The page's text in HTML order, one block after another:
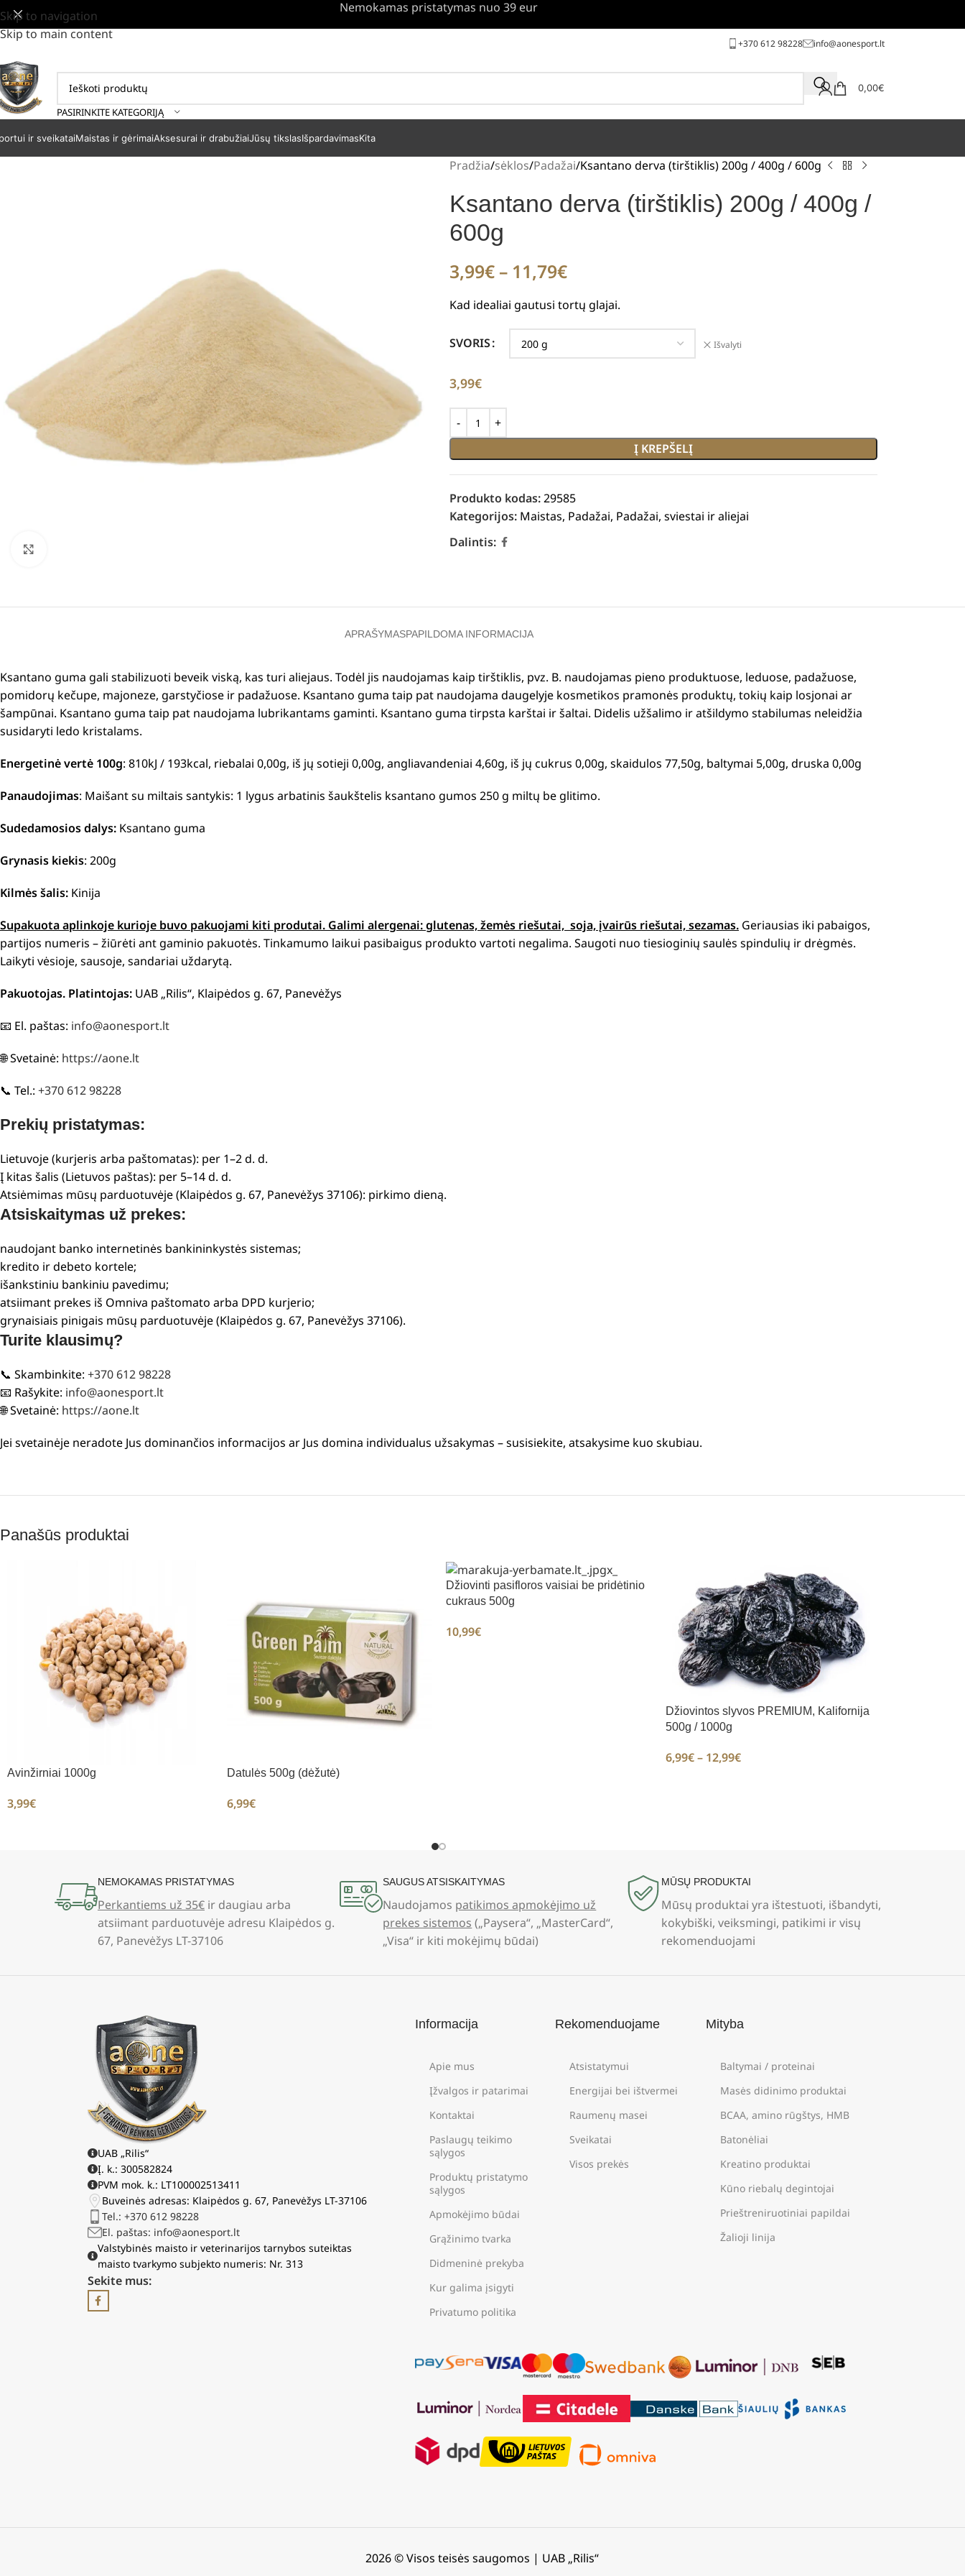
Skip to navigation
Skip to main content
Nemokamas pristatymas nuo 39 eur
+370 612 98228 info@aonesport.lt
PASIRINKITE KATEGORIJĄ
0,00€
ir sveikataiMaistas ir gėrimaiAksesurai ir drabužiaiJūsų tikslasIšpardavimasKita
Pradžia sėklos Padažai Ksantano derva (tirštiklis) 200g / 400g / 600g
Ksantano derva (tirštiklis) 200g / 400g /
600g
3,99€ – 11,79€
Kad idealiai gautusi tortų glajai.
SVORIS Išvalyti
3,99€
Į KREPŠELĮ
Produkto kodas:29585
Kategorijos: Maistas, Padažai, Padažai, sviestai ir aliejai
Dalintis:
APRAŠYMASPAPILDOMA INFORMACIJA
Ksantano guma gali stabilizuoti beveik viską, kas turi aliejaus. Todėl jis naudojamas kaip tirštiklis, pvz. B. naudojamas pieno produktuose, leduose, padažuose,
pomidorų kečupe, majoneze, garstyčiose ir padažuose. Ksantano guma taip pat naudojama daugelyje kosmetikos pramonės produktų, tokių kaip losjonai ar
šampūnai. Ksantano guma taip pat naudojama lubrikantams gaminti. Ksantano guma tirpsta karštai ir šaltai. Didelis užšalimo ir atšildymo stabilumas neleidžia
susidaryti ledo kristalams.
Energetinė vertė 100g: 810kJ / 193kcal, riebalai 0,00g, iš jų sotieji 0,00g, angliavandeniai 4,60g, iš jų cukrus 0,00g, skaidulos 77,50g, baltymai 5,00g, druska 0,00g
Panaudojimas: Maišant su miltais santykis: 1 lygus arbatinis šaukštelis ksantano gumos 250 g miltų be glitimo.
Sudedamosios dalys: Ksantano guma
Grynasis kiekis: 200g
Kilmės šalis: Kinija
Supakuota aplinkoje kurioje buvo pakuojami kiti produtai. Galimi alergenai: glutenas, žemės riešutai, soja, įvairūs riešutai, sezamas. Geriausias iki pabaigos,
partijos numeris – žiūrėti ant gaminio pakuotės. Tinkamumo laikui pasibaigus produkto vartoti negalima. Saugoti nuo tiesioginių saulės spindulių ir drėgmės.
Laikyti vėsioje, sausoje, sandariai uždarytą.
Pakuotojas. Platintojas: UAB „Rilis“, Klaipėdos g. 67, Panevėžys
📧 El. paštas: info@aonesport.lt
🌐 Svetainė: https://aone.lt
📞 Tel.: +370 612 98228
Prekių pristatymas:
Lietuvoje (kurjeris arba paštomatas): per 1–2 d. d.
Į kitas šalis (Lietuvos paštas): per 5–14 d. d.
Atsiėmimas mūsų parduotuvėje (Klaipėdos g. 67, Panevėžys 37106): pirkimo dieną.
Atsiskaitymas už prekes:
naudojant banko internetinės bankininkystės sistemas;
kredito ir debeto kortele;
išankstiniu bankiniu pavedimu;
atsiimant prekes iš Omniva paštomato arba DPD kurjerio;
grynaisiais pinigais mūsų parduotuvėje (Klaipėdos g. 67, Panevėžys 37106).
Turite klausimų?
📞 Skambinkite: +370 612 98228
📧 Rašykite: info@aonesport.lt
🌐 Svetainė: https://aone.lt
Jei svetainėje neradote Jus dominančios informacijos ar Jus domina individualus užsakymas – susisiekite, atsakysime kuo skubiau.
Panašūs produktai
Avinžirniai 1000g
3,99€
Datulės 500g (dėžutė)
6,99€
Džiovinti pasifloros vaisiai be pridėtinio
cukraus 500g
10,99€
Džiovintos slyvos PREMIUM, Kalifornija
500g / 1000g
6,99€ – 12,99€
NEMOKAMAS PRISTATYMAS
Perkantiems už 35€ir daugiau arba
atsiimant parduotuvėje adresu Klaipėdos g.
67, Panevėžys LT-37106
SAUGUS ATSISKAITYMAS
Naudojamos patikimos apmokėjimo už
prekes sistemos („Paysera“, „MasterCard“,
„Visa“ ir kiti mokėjimų būdai)
MŪSŲ PRODUKTAI
Mūsų produktai yra ištestuoti, išbandyti,
kokybiški, veiksmingi, patikimi ir visų
rekomenduojami
UAB „Rilis“
Į. k.: 300582824
PVM mok. k.: LT100002513411
Buveinės adresas: Klaipėdos g. 67, Panevėžys LT-37106
Tel.: +370 612 98228
El. paštas: info@aonesport.lt
Valstybinės maisto ir veterinarijos tarnybos suteiktas
maisto tvarkymo subjekto numeris: Nr. 313
Sekite mus:
Informacija
Apie mus
Įžvalgos ir patarimai
Kontaktai
Paslaugų teikimo
sąlygos
Produktų pristatymo
sąlygos
Apmokėjimo būdai
Grąžinimo tvarka
Didmeninė prekyba
Kur galima įsigyti
Privatumo politika
Rekomenduojame
Atsistatymui
Energijai bei ištvermei
Raumenų masei
Sveikatai
Visos prekės
Mityba
Baltymai / proteinai
Masės didinimo produktai
BCAA, amino rūgštys, HMB
Batonėliai
Kreatino produktai
Kūno riebalų degintojai
Prieštreniruotiniai papildai
Žalioji linija
2026 © Visos teisės saugomos | UAB „Rilis“